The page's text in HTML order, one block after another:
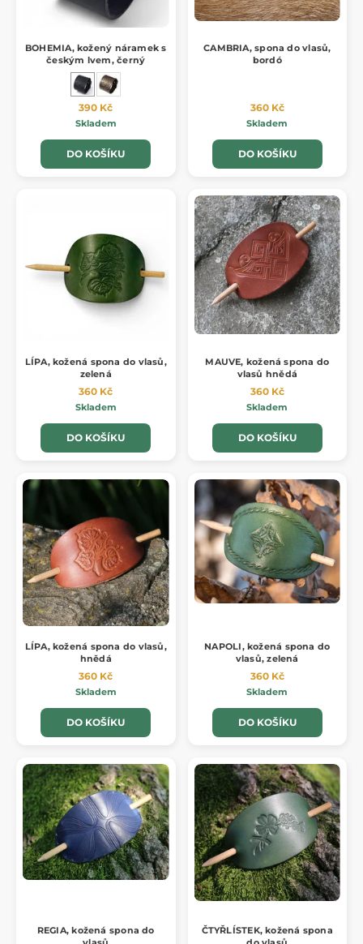
BOHEMIA, kožený náramek s
českým lvem, černý
390 Kč
Skladem
DO KOŠÍKU
CAMBRIA, spona do vlasů,
bordó
360 Kč
Skladem
DO KOŠÍKU
LÍPA, kožená spona do vlasů,
zelená
360 Kč
Skladem
DO KOŠÍKU
MAUVE, kožená spona do
vlasů hnědá
360 Kč
Skladem
DO KOŠÍKU
LÍPA, kožená spona do vlasů,
hnědá
360 Kč
Skladem
DO KOŠÍKU
NAPOLI, kožená spona do
vlasů, zelená
360 Kč
Skladem
DO KOŠÍKU
REGIA, kožená spona do
ČTYŘLÍSTEK, kožená spona